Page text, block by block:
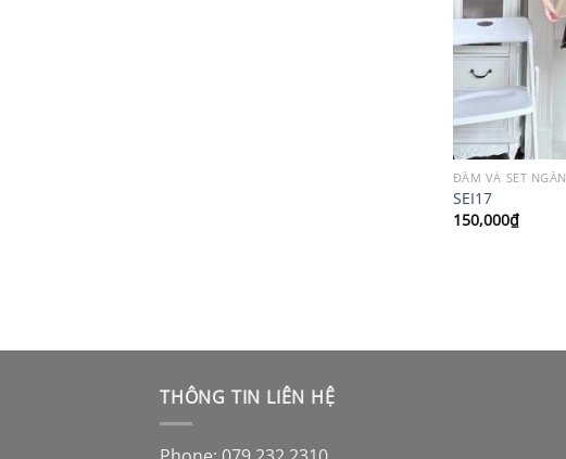
ĐẦM VÀ SET NGẮN
SEI17
150,000₫
THÔNG TIN LIÊN HỆ